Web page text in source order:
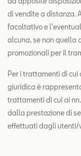
di vendite a distanza.
facoltativo e
alcuna, se non quella
promozionali per il
Per i trattamenti di cui
giuridica è
trattamenti di cui ai
dalla prestazione di
effettuati dagli utenti/